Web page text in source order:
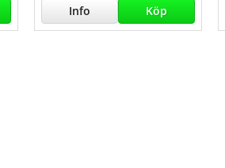
Info Köp